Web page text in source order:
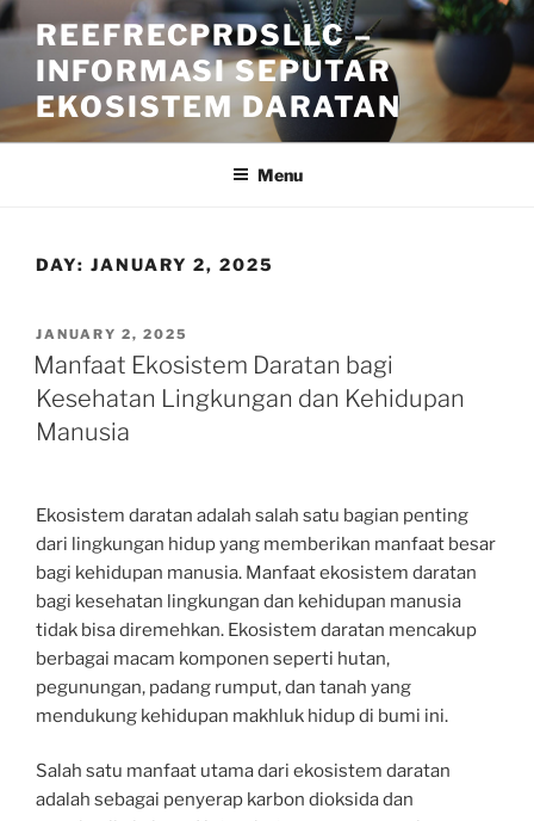
Skip
to
content
REEFRECPRDSLLC –
INFORMASI SEPUTAR
EKOSISTEM DARATAN
Menu
DAY: JANUARY 2, 2025
POSTED
ON
JANUARY 2, 2025
Manfaat Ekosistem Daratan bagi
Kesehatan Lingkungan dan Kehidupan
Manusia
Ekosistem daratan adalah salah satu bagian penting
dari lingkungan hidup yang memberikan manfaat besar
bagi kehidupan manusia. Manfaat ekosistem daratan
bagi kesehatan lingkungan dan kehidupan manusia
tidak bisa diremehkan. Ekosistem daratan mencakup
berbagai macam komponen seperti hutan,
pegunungan, padang rumput, dan tanah yang
mendukung kehidupan makhluk hidup di bumi ini.
Salah satu manfaat utama dari ekosistem daratan
adalah sebagai penyerap karbon dioksida dan